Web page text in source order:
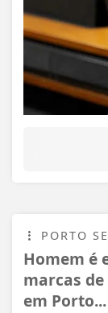
PORTO
Homem é
marcas
em Porto...